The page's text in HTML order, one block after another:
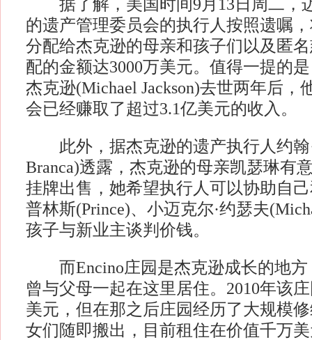
据了解，美国时间9月13日周二，
的遗产管理委员会的执行人按照遗嘱
分配给杰克逊的母亲和孩子们以及匿
配的金额达3000万美元。值得一提的
杰克逊(Michael Jackson)去世两年后，
会已经赚取了超过3.1亿美元的收入。
此外，据杰克逊的遗产执行人约翰·
Branca)透露，杰克逊的母亲凯瑟琳有
挂牌出售，她希望执行人可以协助自
普林斯(Prince)、小迈克尔·约瑟夫
孩子与新业主谈判价钱。
而Encino庄园是杰克逊成长的地方
曾与父母一起在这里居住。2010年该
美元，但在那之后庄园经历了大规模
女们随即搬出，目前租住在价值千万美